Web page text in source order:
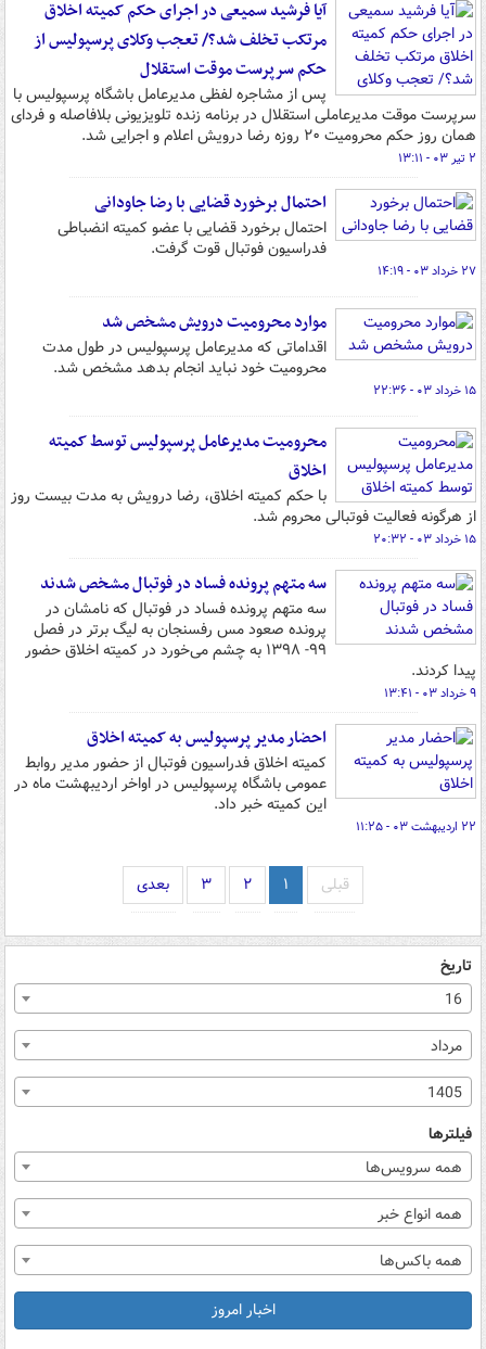
آیا فرشید سمیعی در اجرای حکم کمیته اخلاق
مرتکب تخلف شد؟/ تعجب وکلای پرسپولیس از
حکم سرپرست موقت استقلال
پس از مشاجره لفظی مدیرعامل باشگاه پرسپولیس با
سرپرست موقت مدیرعاملی استقلال در برنامه زنده تلویزیونی بلافاصله و فردای
همان روز حکم محرومیت ۲۰ روزه رضا درویش اعلام و اجرایی شد.
۲ تیر ۰۳ - ۱۳:۱۱
احتمال برخورد قضایی با رضا جاودانی
احتمال برخورد قضایی با عضو کمیته انضباطی
فدراسیون فوتبال قوت گرفت.
۲۷ خرداد ۰۳ - ۱۴:۱۹
موارد محرومیت درویش مشخص شد
اقداماتی که مدیرعامل پرسپولیس در طول مدت
محرومیت خود نباید انجام بدهد مشخص شد.
۱۵ خرداد ۰۳ - ۲۲:۳۶
محرومیت مدیرعامل پرسپولیس توسط کمیته
اخلاق
با حکم کمیته اخلاق، رضا درویش به مدت بیست روز
از هرگونه فعالیت فوتبالی محروم شد.
۱۵ خرداد ۰۳ - ۲۰:۳۲
سه متهم پرونده فساد در فوتبال مشخص شدند
سه متهم پرونده فساد در فوتبال که نامشان در
پرونده صعود مس رفسنجان به لیگ برتر در فصل
۹۹- ۱۳۹۸ به چشم می‌خورد در کمیته اخلاق حضور
پیدا کردند.
۹ خرداد ۰۳ - ۱۳:۴۱
احضار مدیر پرسپولیس به کمیته اخلاق
کمیته اخلاق فدراسیون فوتبال از حضور مدیر روابط
عمومی باشگاه پرسپولیس در اواخر اردیبهشت ماه در
این کمیته خبر داد.
۲۲ اردیبهشت ۰۳ - ۱۱:۲۵
قبلی ۱ ۲ ۳ بعدی
تاریخ
16
مرداد
1405
فیلترها
همه سرویس‌ها
همه انواع خبر
همه باکس‌ها
اخبار امروز